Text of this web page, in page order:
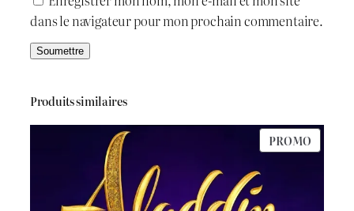
dans le navigateur pour mon prochain commentaire.
Produits similaires
PROMO
EN